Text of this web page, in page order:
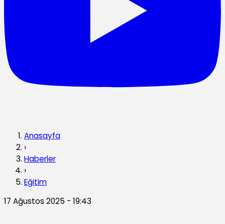
Anasayfa
›
Haberler
›
Eğitim
17 Ağustos 2025 - 19:43